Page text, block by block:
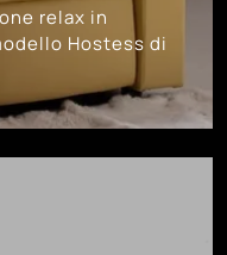
relax in
Hostess di